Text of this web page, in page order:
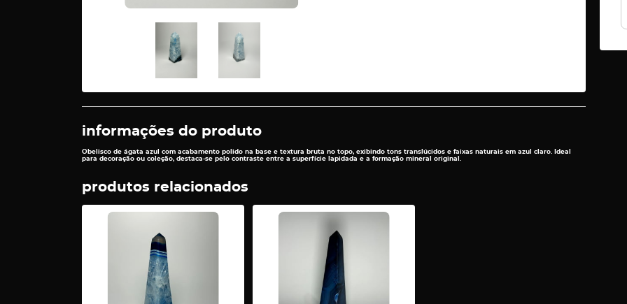
informações do produto
Obelisco de ágata azul com acabamento polido na base e textura bruta no topo, exibindo tons translúcidos e faixas naturais em azul claro. Ideal
para decoração ou coleção, destaca-se pelo contraste entre a superfície lapidada e a formação mineral original.
produtos relacionados